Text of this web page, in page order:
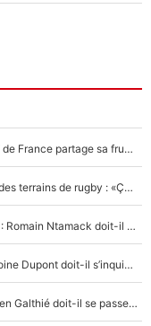
Mis de côté par Fabien Galthié, un joueur du XV de France partage sa frustration : «ils ne me l’ont pas dit tout de suite»
La raison d'être de Matthieu Jalibert en dehors des terrains de rugby : «Ça m'atteint autant que si tu touches à un membre de ma famille»
XV de France - Matthieu Jalibert a tout changé : Romain Ntamack doit-il s’inquiéter pour sa place à un an de la Coupe du monde ?
«Le XV de France est meilleur avec Lucu» : Antoine Dupont doit-il s’inquiéter pour sa place ?
Le XV de France a trouvé son remplaçant : Fabien Galthié doit-il se passer d'Antoine Dupont ?